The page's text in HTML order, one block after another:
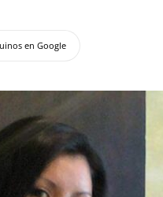
en Google